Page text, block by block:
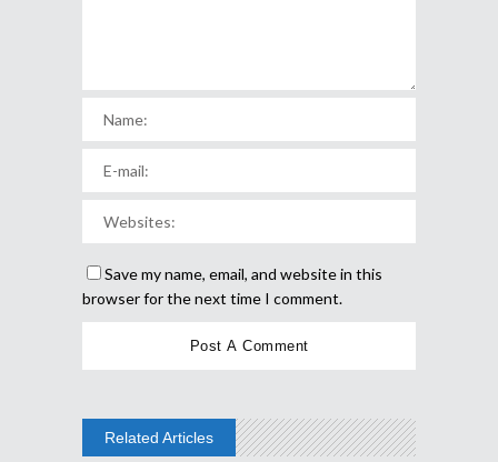
Save my name, email, and website in this
browser for the next time I comment.
Related Articles